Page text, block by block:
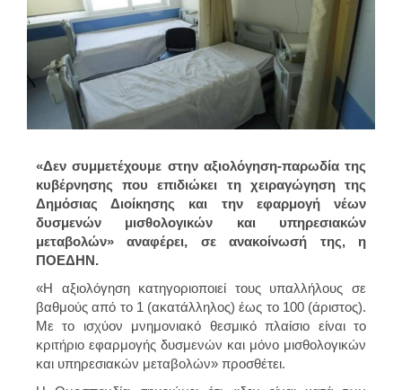
«Δεν συμμετέχουμε στην αξιολόγηση-παρωδία της
κυβέρνησης που επιδιώκει τη χειραγώγηση της
Δημόσιας Διοίκησης και την εφαρμογή νέων
δυσμενών μισθολογικών και υπηρεσιακών
μεταβολών» αναφέρει, σε ανακοίνωσή της, η
ΠΟΕΔΗΝ.
«Η αξιολόγηση κατηγοριοποιεί τους υπαλλήλους σε
βαθμούς από το 1 (ακατάλληλος) έως το 100 (άριστος).
Με το ισχύον μνημονιακό θεσμικό πλαίσιο είναι το
κριτήριο εφαρμογής δυσμενών και μόνο μισθολογικών
και υπηρεσιακών μεταβολών» προσθέτει.